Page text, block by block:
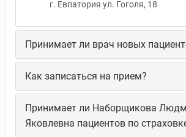
г. Евпатория ул. Гоголя, 18
Принимает ли врач новых
Как записаться на прием?
Принимает ли Наборщикова
Яковлевна пациентов по